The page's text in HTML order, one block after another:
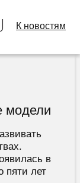
К новостям
модели
в
пяти лет